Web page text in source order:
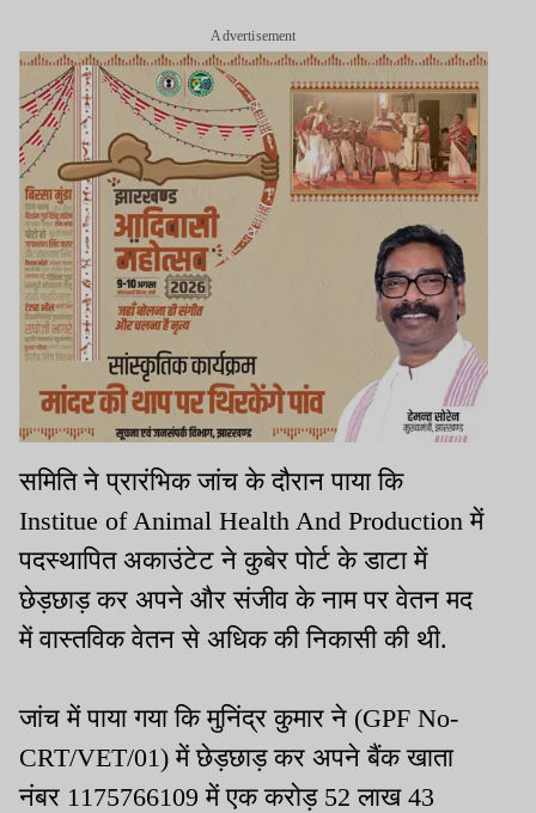
Advertisement
समिति ने प्रारंभिक जांच के दौरान पाया कि
Institue of Animal Health And Production में
पदस्थापित अकाउंटेट ने कुबेर पोर्ट के डाटा में
छेड़छाड़ कर अपने और संजीव के नाम पर वेतन मद
में वास्तविक वेतन से अधिक की निकासी की थी.
जांच में पाया गया कि मुनिंद्र कुमार ने (GPF No-
CRT/VET/01) में छेड़छाड़ कर अपने बैंक खाता
नंबर 1175766109 में एक करोड़ 52 लाख 43